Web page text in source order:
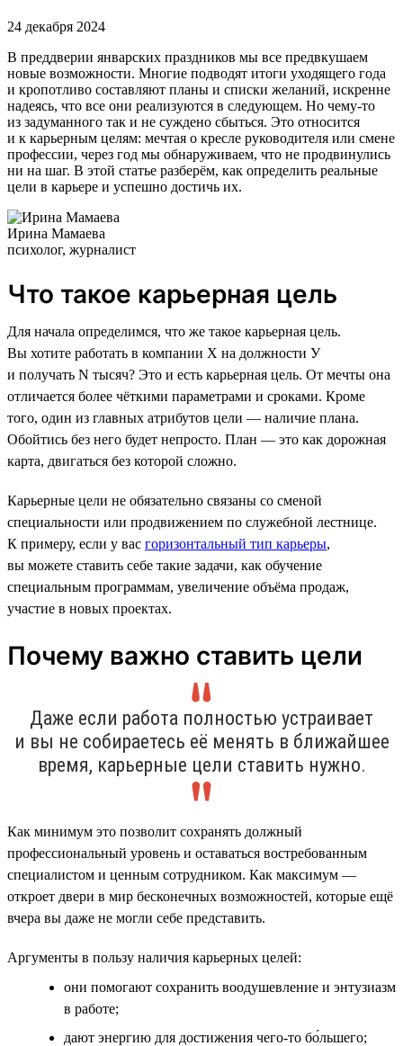
24 декабря 2024
В преддверии январских праздников мы все предвкушаем
новые возможности. Многие подводят итоги уходящего года
и кропотливо составляют планы и списки желаний, искренне
надеясь, что все они реализуются в следующем. Но чему-то
из задуманного так и не суждено сбыться. Это относится
и к карьерным целям: мечтая о кресле руководителя или смене
профессии, через год мы обнаруживаем, что не продвинулись
ни на шаг. В этой статье разберём, как определить реальные
цели в карьере и успешно достичь их.
Ирина Мамаева
психолог, журналист
Что такое карьерная цель
Для начала определимся, что же такое карьерная цель.
Вы хотите работать в компании Х на должности У
и получать N тысяч? Это и есть карьерная цель. От мечты она
отличается более чёткими параметрами и сроками. Кроме
того, один из главных атрибутов цели — наличие плана.
Обойтись без него будет непросто. План — это как дорожная
карта, двигаться без которой сложно.
Карьерные цели не обязательно связаны со сменой
специальности или продвижением по служебной лестнице.
К примеру, если у вас горизонтальный тип карьеры,
вы можете ставить себе такие задачи, как обучение
специальным программам, увеличение объёма продаж,
участие в новых проектах.
Почему важно ставить цели
Даже если работа полностью устраивает
и вы не собираетесь её менять в ближайшее
время, карьерные цели ставить нужно.
Как минимум это позволит сохранять должный
профессиональный уровень и оставаться востребованным
специалистом и ценным сотрудником. Как максимум —
откроет двери в мир бесконечных возможностей, которые ещё
вчера вы даже не могли себе представить.
Аргументы в пользу наличия карьерных целей:
они помогают сохранить воодушевление и энтузиазм
в работе;
дают энергию для достижения чего-то бо́льшего;